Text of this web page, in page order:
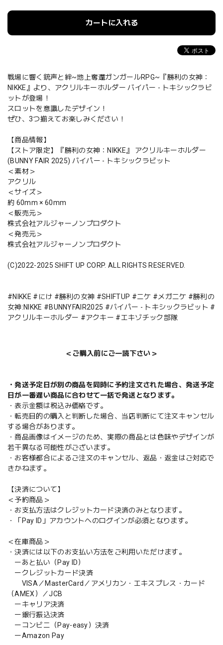
カートに入れる
戦場に響く銃声と絆~地上奪還ガンガールRPG~『勝利の女神：
NIKKE』より、アクリルキーホルダー バイパー - トキシックラビ
ットが登場！
スロットを意識したデザイン！
ぜひ、3つ揃えてお楽しみください！
【商品情報】
【ストア限定】『勝利の女神：NIKKE』 アクリルキーホルダー
(BUNNY FAIR 2025) バイパー - トキシックラビット
＜素材＞
アクリル
＜サイズ＞
約 60mm × 60mm
＜販売元＞
株式会社アルジャーノンプロダクト
＜発売元＞
株式会社アルジャーノンプロダクト
(C)2022-2025 SHIFT UP CORP. ALL RIGHTS RESERVED.
#NIKKE #にけ #勝利の女神 #SHIFTUP #ニケ #メガニケ #勝利の
女神:NIKKE #BUNNYFAIR2025 #バイパー - トキシックラビット #
アクリルキーホルダー #アクキー #エキゾチック部隊
＜ご購入前にご一読下さい＞
・発送予定日が別の商品を同時に予約注文された場合、発送予定
日が一番遅い商品に合わせて一括で発送となります。
・表示金額は税込み価格です。
・転売目的の購入と判断した場合、当店判断にて注文キャンセル
する場合があります。
・商品画像はイメージのため、実際の商品とは色味やデザインが
若干異なる可能性がございます。
・お客様都合によるご注文のキャンセル、返品・返金はご対応で
きかねます。
【決済について】
＜予約商品＞
・お支払方法はクレジットカード決済のみとなります。
・「Pay ID」アカウントへのログインが必須となります。
＜在庫商品＞
・決済には以下のお支払い方法をご利用いただけます。
ーあと払い（Pay ID）
ークレジットカード決済
VISA／MasterCard／アメリカン・エキスプレス・カード
（AMEX）／JCB
ーキャリア決済
ー銀行振込決済
ーコンビニ（Pay-easy）決済
ーAmazon Pay